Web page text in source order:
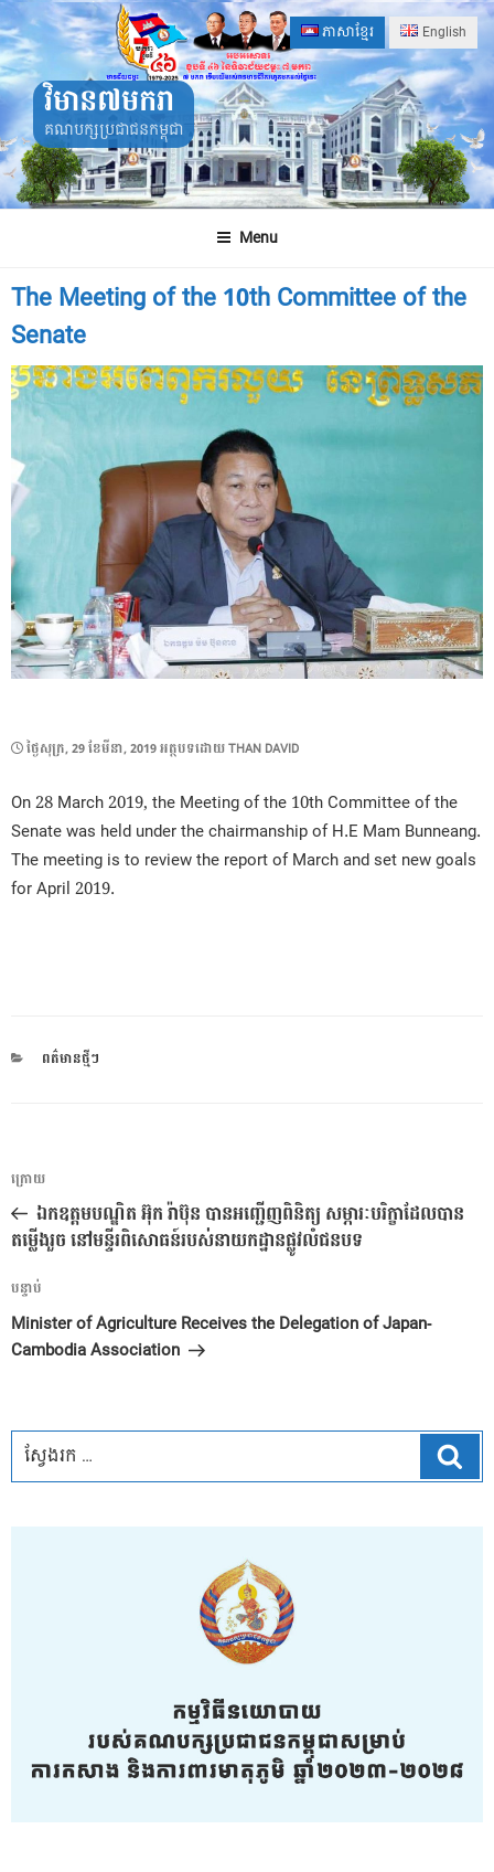
Skip
to
content
ភាសាខ្មែរ English
វិមាន៧មករា
គណបក្សប្រជាជនកម្ពុជា
Menu
The Meeting of the 10th Committee of the
Senate
POSTED
ថ្ងៃ​សុក្រ, 29 ខែ​មីនា, 2019អត្ថបទដោយTHAN DAVID
On 28 March 2019, the Meeting of the 10th Committee of the
Senate was held under the chairmanship of H.E Mam Bunneang.
The meeting is to review the report of March and set new goals
for April 2019.
CATEGORIES
ពត៌មានថ្មីៗ
ការ​
នាំទិស​
ប្រកាស
អត្ថបទ
មុន
ក្រោយ
ឯកឧត្ដមបណ្ឌិត អ៊ុក រ៉ាប៊ុន បានអញ្ជើញពិនិត្យ សម្ភារៈបរិក្ខាដែលបាន
តម្លើងរួច នៅមន្ទីរពិសោធន៍របស់នាយកដ្ឋានផ្លូវលំជនបទ
អត្ថបទ
បន្ទាប់
បន្ទាប់
Minister of Agriculture Receives the Delegation of Japan-
Cambodia Association